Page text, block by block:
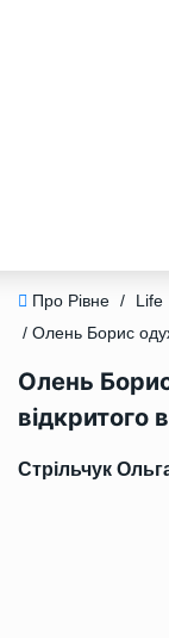
Про Рівне /
Life
Олень
відкритого
Стрільчук